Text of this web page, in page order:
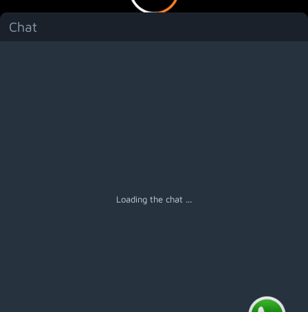
Chat
Loading the chat ...